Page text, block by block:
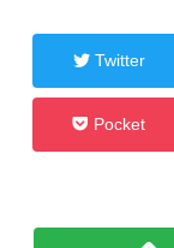
Twitter
Pocket